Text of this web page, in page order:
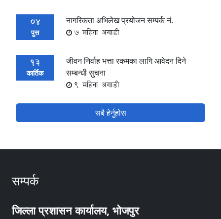
04
पुस
नागरिकता अभिलेख प्रयोजन सम्पर्क नं.
7 महिना अगाडी
13
कार्तिक
जीवन निर्वाह भत्ता रकमका लागि आवेदन दिने
सम्बन्धी सुचना
9 महिना अगाडी
सबै हेर्नुहोस
सम्पर्क
जिल्ला प्रशासन कार्यालय, भोजपुर